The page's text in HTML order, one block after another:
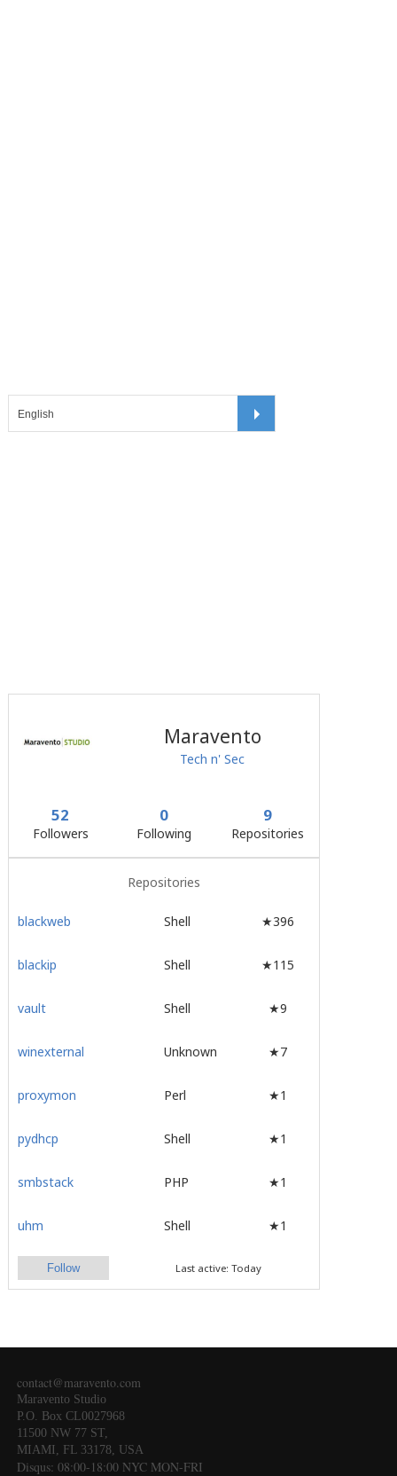
Maravento
Tech n' Sec
52
Followers
0
Following
9
Repositories
Repositories
blackweb Shell ★396
blackip Shell ★115
vault Shell ★9
winexternal Unknown ★7
proxymon Perl ★1
pydhcp Shell ★1
smbstack PHP ★1
uhm Shell ★1
Follow Last active: Today
contact@maravento.com
Maravento Studio
P.O. Box CL0027968
11500 NW 77 ST,
MIAMI, FL 33178, USA
Disqus: 08:00-18:00 NYC MON-FRI